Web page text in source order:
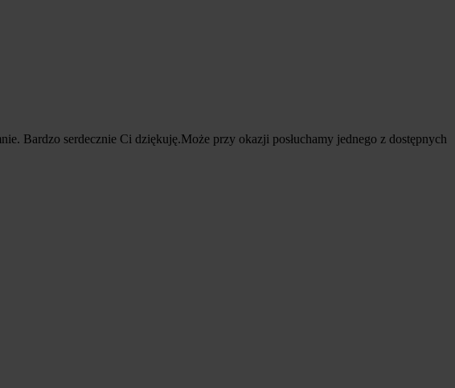
Bardzo serdecznie Ci dziękuję.Może przy okazji posłuchamy jednego z dostępnych